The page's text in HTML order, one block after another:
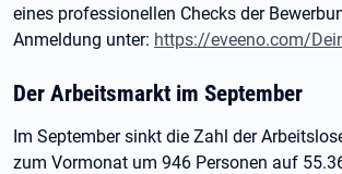
eines professionellen Checks der
Anmeldung unter: https://eveeno.com/
Der Arbeitsmarkt im September
Im September sinkt die Zahl der
zum Vormonat um 946 Personen auf